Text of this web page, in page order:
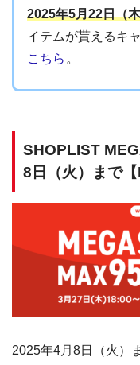
2025年5月22日（
イテムが貰えるキ
こちら 。
SHOPLIST
8日（火）まで【
2025年4月8日（火）